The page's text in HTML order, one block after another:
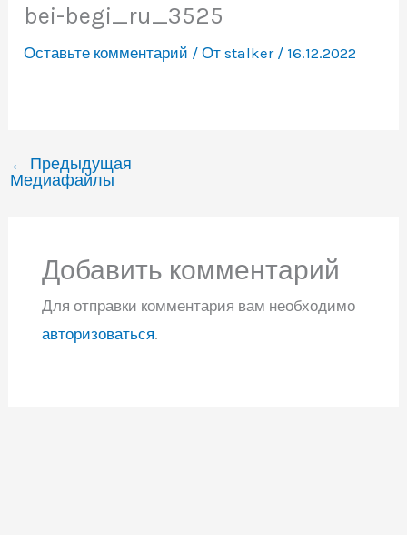
bei-begi_ru_3525
Оставьте комментарий / Отstalker / 16.12.2022
← Предыдущая
Медиафайлы
Добавить комментарий
Для отправки комментария вам необходимо
авторизоваться.